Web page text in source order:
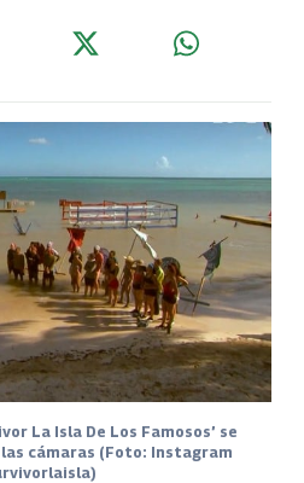
La Isla De Los Famosos’ se
cámaras (Foto: Instagram